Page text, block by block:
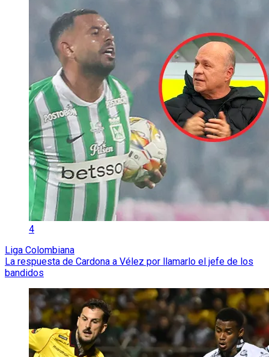
4
Liga Colombiana
La respuesta de Cardona a Vélez por llamarlo el jefe de los
bandidos